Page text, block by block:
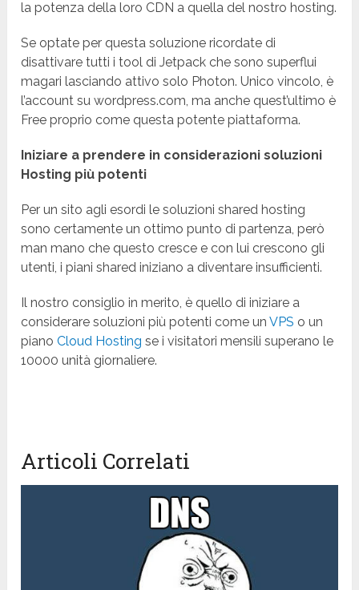
la potenza della loro CDN a quella del nostro hosting.
Se optate per questa soluzione ricordate di
disattivare tutti i tool di Jetpack che sono superflui
magari lasciando attivo solo Photon. Unico vincolo, è
l’account su wordpress.com, ma anche quest’ultimo è
Free proprio come questa potente piattaforma.
Iniziare a prendere in considerazioni soluzioni
Hosting più potenti
Per un sito agli esordi le soluzioni shared hosting
sono certamente un ottimo punto di partenza, però
man mano che questo cresce e con lui crescono gli
utenti, i piani shared iniziano a diventare insufficienti.
Il nostro consiglio in merito, è quello di iniziare a
considerare soluzioni più potenti come unVPS o un
pianoCloud Hosting se i visitatori mensili superano le
10000 unità giornaliere.
Articoli Correlati